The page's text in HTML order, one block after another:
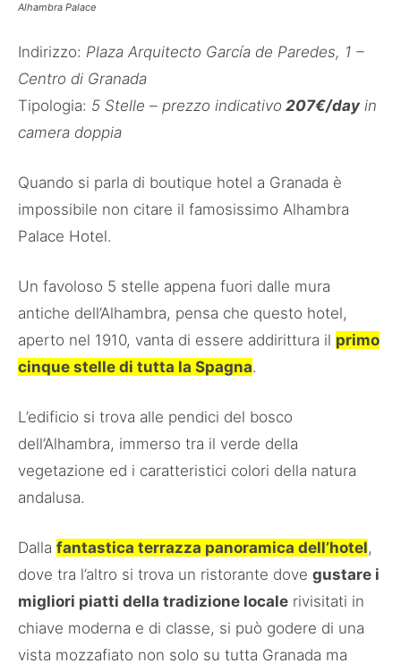
Alhambra Palace
Indirizzo: Plaza Arquitecto García de Paredes, 1 –
Centro di Granada
Tipologia: 5 Stelle – prezzo indicativo 207€/day in
camera doppia
Quando si parla di boutique hotel a Granada è
impossibile non citare il famosissimo Alhambra
Palace Hotel.
Un favoloso 5 stelle appena fuori dalle mura
antiche dell’Alhambra, pensa che questo hotel,
aperto nel 1910, vanta di essere addirittura il primo
cinque stelle di tutta la Spagna.
L’edificio si trova alle pendici del bosco
dell’Alhambra, immerso tra il verde della
vegetazione ed i caratteristici colori della natura
andalusa.
Dalla fantastica terrazza panoramica dell’hotel,
dove tra l’altro si trova un ristorante dove gustare i
migliori piatti della tradizione locale rivisitati in
chiave moderna e di classe, si può godere di una
vista mozzafiato non solo su tutta Granada ma